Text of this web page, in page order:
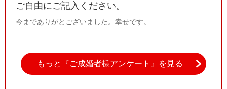
ご自由にご記入ください。
今までありがとございました。幸せです。
もっと『ご成婚者様アンケート』を見る